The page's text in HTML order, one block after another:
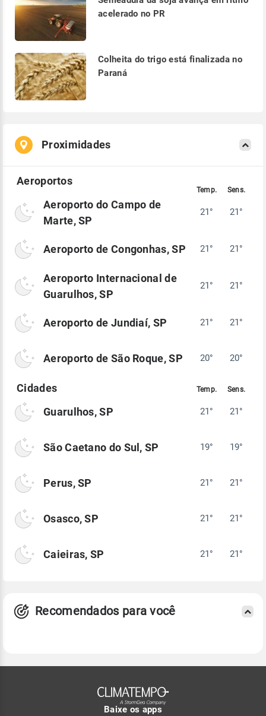
acelerado no PR
Colheita do trigo está finalizada no
Paraná
Proximidades
Aeroporto do Campo de
Marte, SP
21° 21°
Aeroporto de Congonhas, SP 21° 21°
Aeroporto Internacional de
Guarulhos, SP
21° 21°
Aeroporto de Jundiaí, SP 21° 21°
Aeroporto de São Roque, SP 20° 20°
Guarulhos, SP 21° 21°
São Caetano do Sul, SP 19° 19°
Perus, SP 21° 21°
Osasco, SP 21° 21°
Caieiras, SP 21° 21°
Recomendados para você
Baixe os apps